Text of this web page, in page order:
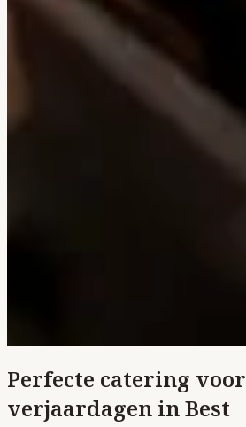
Perfecte catering voor
verjaardagen in Best